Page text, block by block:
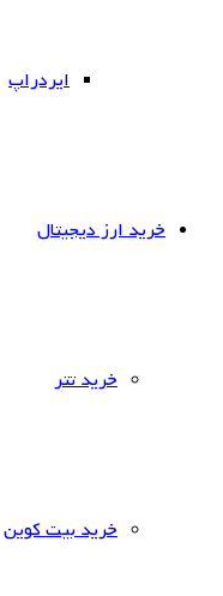
ایردراپ
خرید ارز دیجیتال
خرید تتر
خرید بیت کوین